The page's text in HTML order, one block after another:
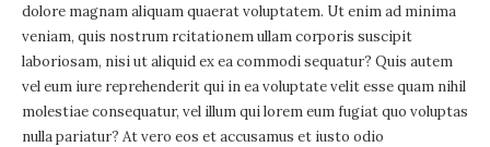
dolore magnam aliquam quaerat voluptatem. Ut enim ad minima
veniam, quis nostrum rcitationem ullam corporis suscipit
laboriosam, nisi ut aliquid ex ea commodi sequatur? Quis autem
vel eum iure reprehenderit qui in ea voluptate velit esse quam nihil
molestiae consequatur, vel illum qui lorem eum fugiat quo voluptas
nulla pariatur? At vero eos et accusamus et iusto odio